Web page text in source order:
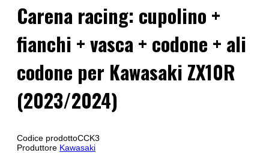
Carena racing: cupolino +
fianchi + vasca + codone + ali
codone per Kawasaki ZX10R
(2023/2024)
Codice prodottoCCK3
Produttore Kawasaki